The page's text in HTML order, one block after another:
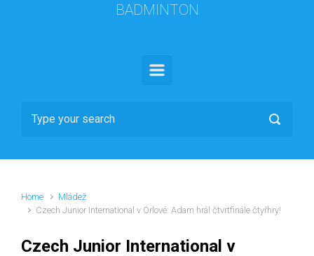
BADMINTON
Home
Mládež
Czech Junior International v Orlové: Adam hrál čtvrtfinále čtyřhry!
Czech Junior International v